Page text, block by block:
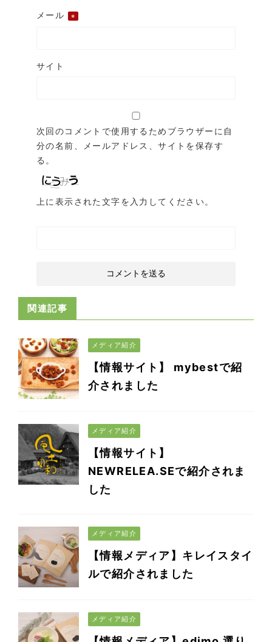
メール ※
サイト
次回のコメントで使用するためブラウザーに自
分の名前、メールアドレス、サイトを保存す
る。
上に表示された文字を入力してください。
関連記事
メディア紹介
【情報サイト】 mybestで紹
介されました
メディア紹介
【情報サイト】
NEWRELEA.SEで紹介されま
した
メディア紹介
【情報メディア】キレイスタイ
ルで紹介されました
メディア紹介